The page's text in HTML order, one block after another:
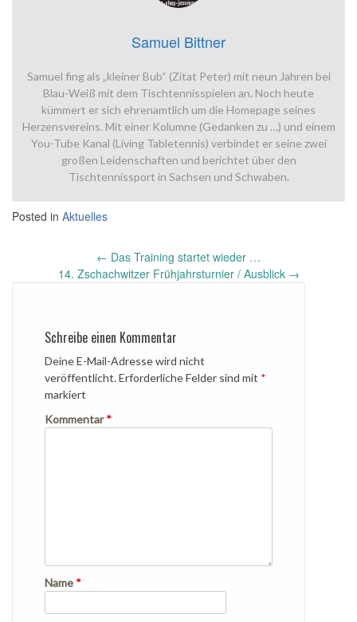
Samuel Bittner
Samuel fing als „kleiner Bub“ (Zitat Peter) mit neun Jahren bei
Blau-Weiß mit dem Tischtennisspielen an. Noch heute
kümmert er sich ehrenamtlich um die Homepage seines
Herzensvereins. Mit einer Kolumne (Gedanken zu …) und einem
You-Tube Kanal (Living Tabletennis) verbindet er seine zwei
großen Leidenschaften und berichtet über den
Tischtennissport in Sachsen und Schwaben.
Posted in Aktuelles
navigation
← Das Training startet wieder …
14. Zschachwitzer Frühjahrsturnier / Ausblick →
Schreibe einen Kommentar
Deine E-Mail-Adresse wird nicht
veröffentlicht.Erforderliche Felder sind mit *
markiert
Kommentar*
Name *